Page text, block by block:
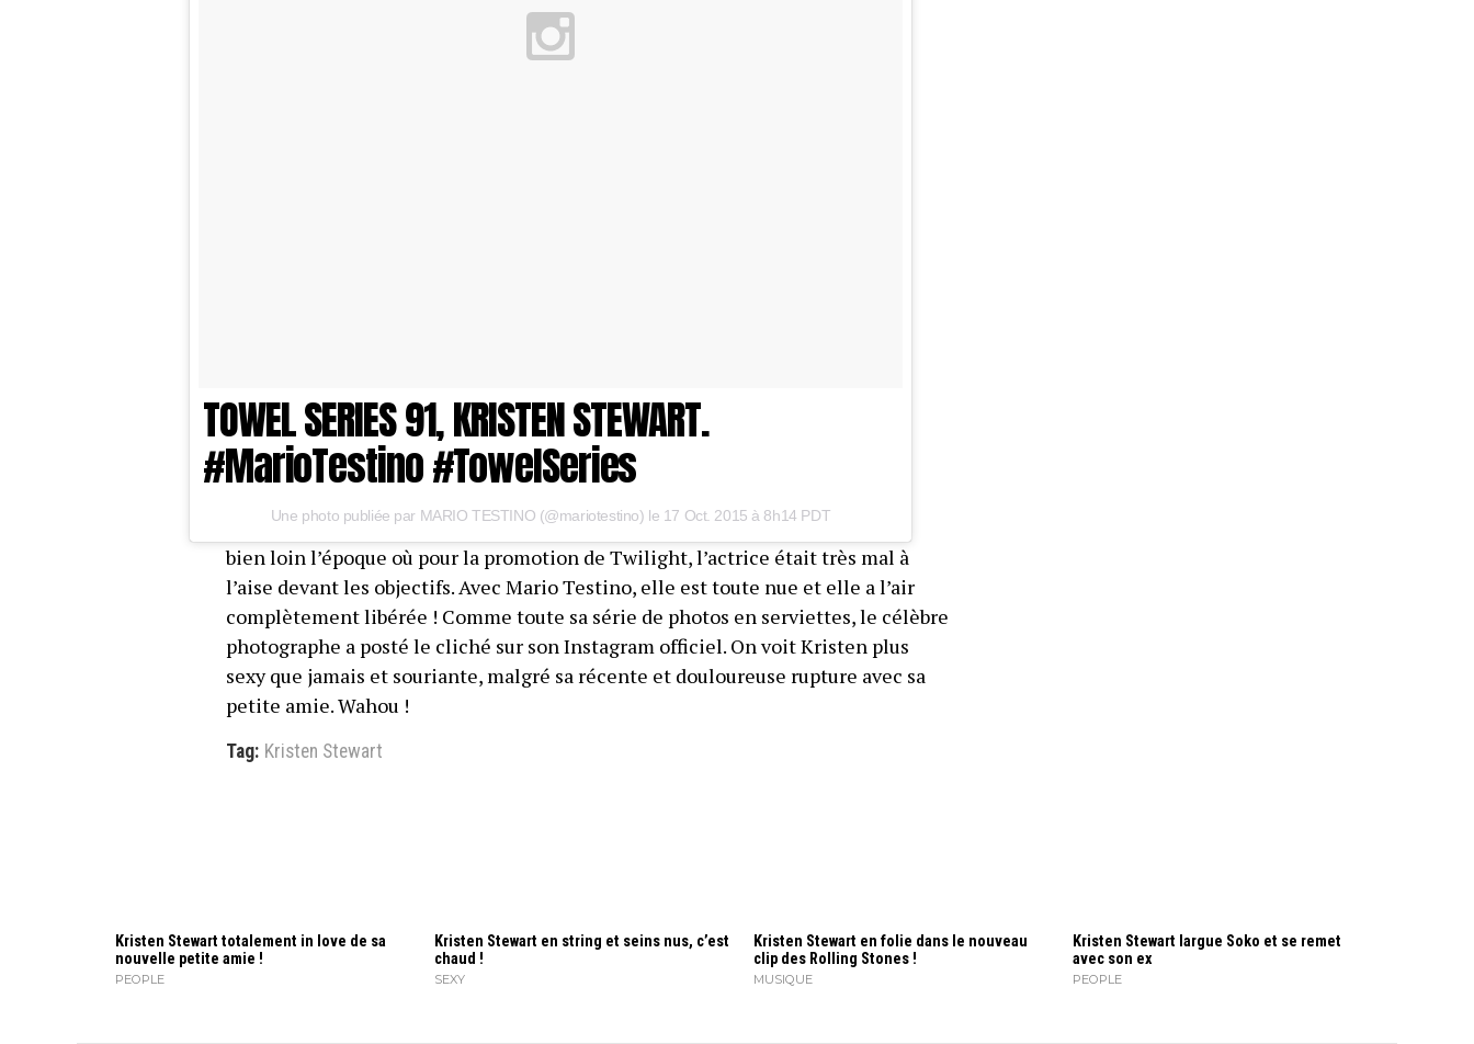
TOWEL SERIES 91, KRISTEN STEWART.
#MarioTestino #TowelSeries
Une photo publiée par MARIO TESTINO (@mariotestino) le 17 Oct. 2015 à 8h14 PDT
bien loin l’époque où pour la promotion de Twilight, l’actrice était très mal à
l’aise devant les objectifs. Avec Mario Testino, elle est toute nue et elle a l’air
complètement libérée ! Comme toute sa série de photos en serviettes, le célèbre
photographe a posté le cliché sur son Instagram officiel. On voit Kristen plus
sexy que jamais et souriante, malgré sa récente et douloureuse rupture avec sa
petite amie. Wahou !
Tag: Kristen Stewart
Kristen Stewart totalement in love de sa
nouvelle petite amie !
PEOPLE
Kristen Stewart en string et seins nus, c’est
chaud !
SEXY
Kristen Stewart en folie dans le nouveau
clip des Rolling Stones !
MUSIQUE
Kristen Stewart largue Soko et se remet
avec son ex
PEOPLE